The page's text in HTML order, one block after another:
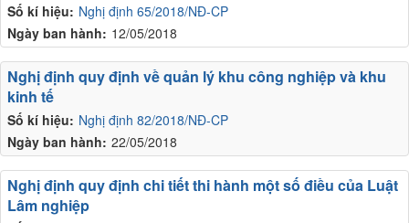
Số kí hiệu: Nghị định 65/2018/NĐ-CP
Ngày ban hành: 12/05/2018
Số kí hiệu: Nghị định 82/2018/NĐ-CP
Ngày ban hành: 22/05/2018
Nghị định quy định về quản lý khu công nghiệp và khu
kinh tế
Nghị định quy định chi tiết thi hành một số điều của Luật
Lâm nghiệp